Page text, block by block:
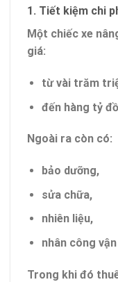
1. Tiết kiệm chi
Một chiếc xe
giá:
từ vài trăm
đến hàng tỷ
Ngoài ra còn có:
bảo dưỡng,
sửa chữa,
nhiên liệu,
nhân công
Trong khi đó